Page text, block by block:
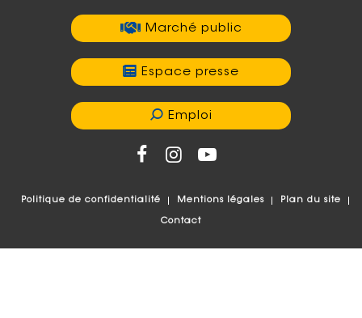
Marché public
Espace presse
Emploi
Politique de confidentialité Mentions légales Plan du site
Contact